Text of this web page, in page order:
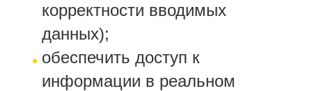
корректности вводимых
данных);
обеспечить доступ к
информации в реальном